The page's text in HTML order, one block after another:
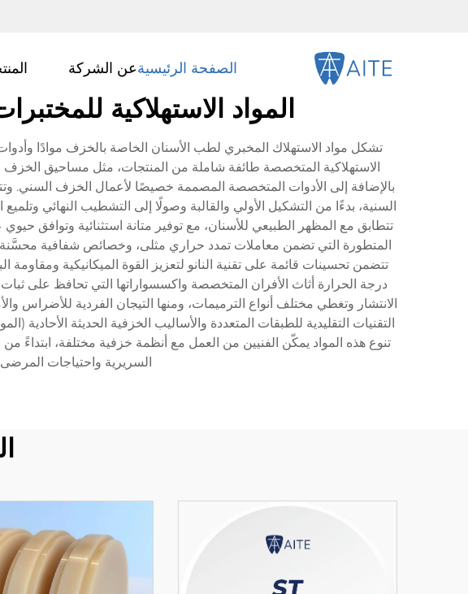
الصفحة الرئيسيةعن الشركة
المواد الاستهلاكية
تشكل مواد الاستهلاك المخبري لطب الأسنان الخاصة بالخزف موادًا
الاستهلاكية المتخصصة طائفة شاملة من المنتجات، مثل مساحيق الخزف
بالإضافة إلى الأدوات المتخصصة المصممة خصيصًا لأعمال الخزف السني.
السنية، بدءًا من التشكيل الأولي والقالبة وصولًا إلى التشطيب النهائي
تتطابق مع المظهر الطبيعي للأسنان، مع توفير متانة استثنائية وتوافق
المتطورة التي تضمن معاملات تمدد حراري مثلى، وخصائص شفافية محسَّنة،
تتضمن تحسينات قائمة على تقنية النانو لتعزيز القوة الميكانيكية
درجة الحرارة أثاث الأفران المتخصصة واكسسواراتها التي تحافظ على
الانتشار وتغطي مختلف أنواع الترميمات، ومنها التيجان الفردية للأضراس
التقنيات التقليدية للطبقات المتعددة والأساليب الخزفية الحديثة الأحادية
تنوع هذه المواد يمكّن الفنيين من العمل مع أنظمة خزفية مختلفة، ابتداءً
السريرية واحتياجات